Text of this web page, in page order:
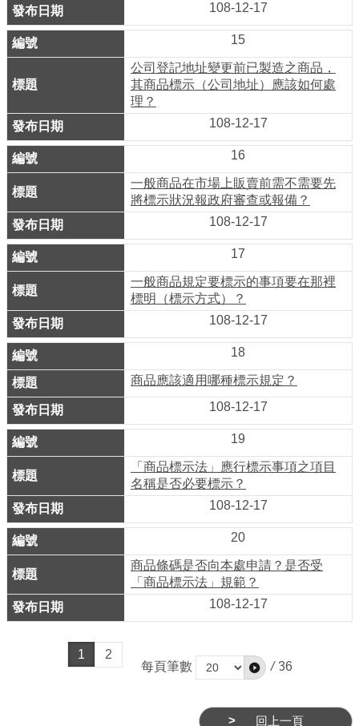
系
統
政
網
站
資
開
放
宣
告
私
權
及
網
站
安
全
政
服
務
電
話
資
108-12-17
15
公司登記地址變更前已製造之商品，
其商品標示（公司地址）應該如何處
理？
108-12-17
16
一般商品在市場上販賣前需不需要先
將標示狀況報政府審查或報備？
108-12-17
17
一般商品規定要標示的事項要在那裡
標明（標示方式）？
108-12-17
18
商品應該適用哪種標示規定？
108-12-17
19
「商品標示法」應行標示事項之項目
名稱是否必要標示？
108-12-17
20
商品條碼是否向本處申請？是否受
「商品標示法」規範？
108-12-17
1
2
每頁筆數
/ 36
回上一頁